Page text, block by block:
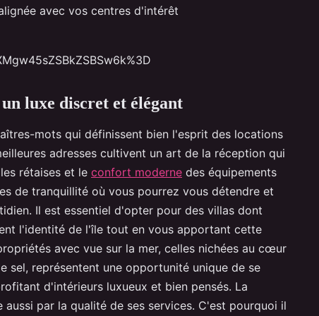
avec vos centres d'intérêt
luxe discret et élégant
mots qui définissent bien l'esprit des locations
adresses cultivent un art de la réception qui
rétaises et le confort moderne des équipements
de tranquillité où vous pourrez vous détendre et
Il est essentiel d'opter pour des villas dont
l'identité de l'île tout en vous apportant cette
avec vue sur la mer, celles nichées au cœur
sel, représentent une opportunité unique de se
d'intérieurs luxueux et bien pensés. La
aussi par la qualité de ses services. C'est pourquoi il